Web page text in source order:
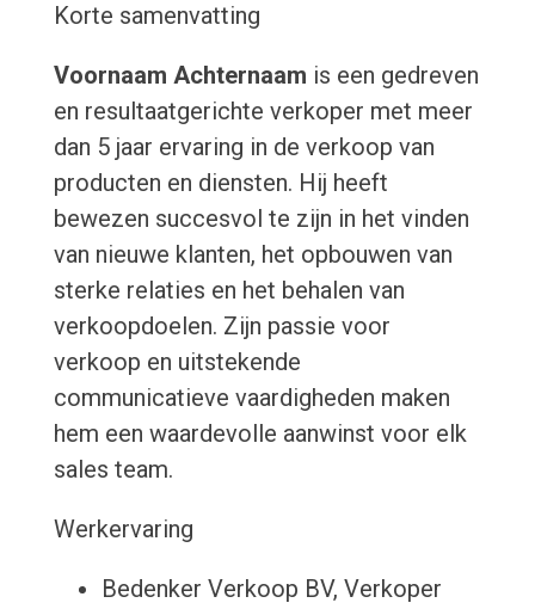
Korte samenvatting
Voornaam Achternaam is een gedreven
en resultaatgerichte verkoper met meer
dan 5 jaar ervaring in de verkoop van
producten en diensten. Hij heeft
bewezen succesvol te zijn in het vinden
van nieuwe klanten, het opbouwen van
sterke relaties en het behalen van
verkoopdoelen. Zijn passie voor
verkoop en uitstekende
communicatieve vaardigheden maken
hem een waardevolle aanwinst voor elk
sales team.
Werkervaring
Bedenker Verkoop BV, Verkoper